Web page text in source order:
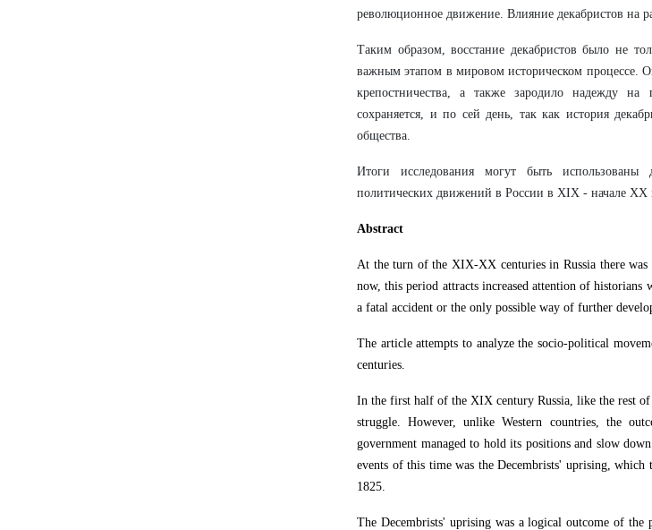
революционное движение. Влияние декабристов на
Таким образом, восстание декабристов было не
важным этапом в мировом историческом процессе.
крепостничества, а также зародило надежду
сохраняется, и по сей день, так как история
общества.
Итоги исследования могут быть использованы
политических движений в России в XIX - начале XX
Abstract
At the turn of the XIX-XX centuries in Russia there
now, this period attracts increased attention of
a fatal accident or the only possible way of further
The article attempts to analyze the socio-political
centuries.
In the first half of the XIX century Russia, like the rest
struggle. However, unlike Western countries, the
government managed to hold its positions and slow
events of this time was the Decembrists' uprising, which
1825.
The Decembrists' uprising was a logical outcome of the